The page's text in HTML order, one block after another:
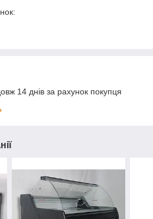
14 днів за рахунок покупця